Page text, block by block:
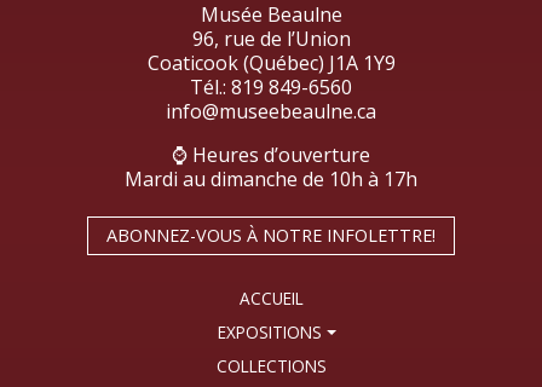
Musée Beaulne
96, rue de l’Union
Coaticook (Québec) J1A 1Y9
Tél.: 819 849-6560
info@museebeaulne.ca
⌚ Heures d’ouverture
Mardi au dimanche de 10h à 17h
ABONNEZ-VOUS À NOTRE INFOLETTRE!
ACCUEIL
EXPOSITIONS
COLLECTIONS